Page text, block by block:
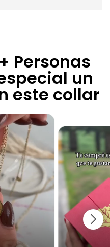
Personas
un
este collar